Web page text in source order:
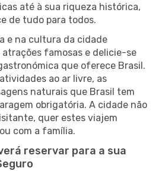
até à sua riqueza histórica,
de tudo para todos.
e na cultura da cidade
famosas e delicie-se
que oferece Brasil.
ao ar livre, as
naturais que Brasil tem
obrigatória. A cidade não
quer estes viajem
com a família.
reservar para a sua